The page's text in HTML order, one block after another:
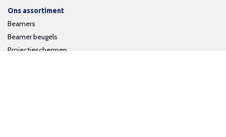
Ons assortiment
Beamers
Beamer beugels
Projectieschermen